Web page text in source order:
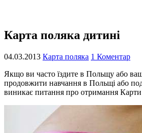
Карта поляка дитині
04.03.2013 Карта поляка 1 Коментар
Якщо ви часто їздите в Польщу або
продовжити навчання в Польщі або
виникає питання про отримання